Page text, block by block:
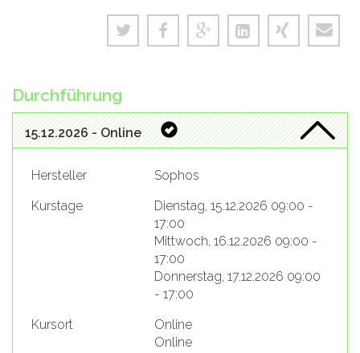
Durchführung
15.12.2026 - Online
Hersteller
Sophos
Kurstage
Dienstag, 15.12.2026 09:00 -
17:00
Mittwoch, 16.12.2026 09:00 -
17:00
Donnerstag, 17.12.2026 09:00
- 17:00
Kursort
Online
Online